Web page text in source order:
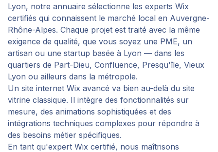
Lyon, notre annuaire sélectionne les experts Wix
certifiés qui connaissent le marché local en Auvergne-
Rhône-Alpes. Chaque projet est traité avec la même
exigence de qualité, que vous soyez une PME, un
artisan ou une startup basée à Lyon — dans les
quartiers de Part-Dieu, Confluence, Presqu'île, Vieux
Lyon ou ailleurs dans la métropole.
Un site internet Wix avancé va bien au-delà du site
vitrine classique. Il intègre des fonctionnalités sur
mesure, des animations sophistiquées et des
intégrations techniques complexes pour répondre à
des besoins métier spécifiques.
En tant qu'expert Wix certifié, nous maîtrisons